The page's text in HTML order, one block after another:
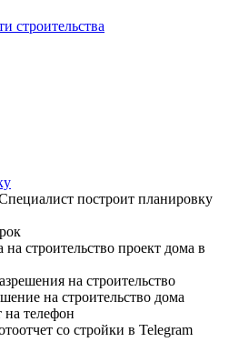
строительства
построит планировку
строительство проект дома в
на строительство дома
со стройки в Telegram